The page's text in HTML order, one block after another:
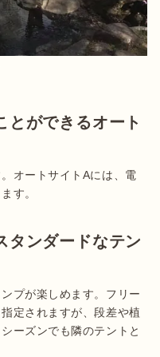
とができるオート
オートサイトAには、電
す。
タンダードなテン
プが楽しめます。フリー
定されますが、段差や植
ーズンでも隣のテントと